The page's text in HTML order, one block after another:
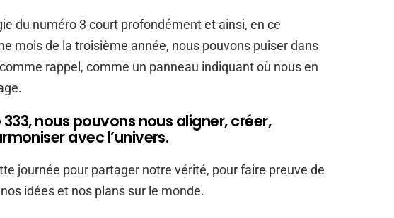
du numéro 3 court profondément et ainsi, en ce
mois de la troisième année, nous pouvons puiser dans
rappel, comme un panneau indiquant où nous en
nous pouvons nous aligner, créer,
avec l’univers.
journée pour partager notre vérité, pour faire preuve de
idées et nos plans sur le monde.